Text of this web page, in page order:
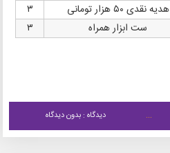
هدیه نقدی ۵۰ هزار تومانی
۳
ست ابزار همراه ۳
دیدگاه : بدون دیدگاه